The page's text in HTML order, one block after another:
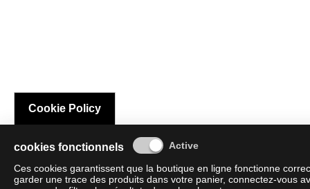
Cookie Policy
cookies fonctionnels
Ces cookies garantissent que la boutique en ligne fonctionne
garder une trace des produits dans votre panier, connectez-vous